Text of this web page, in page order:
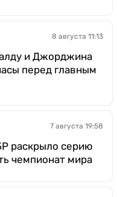
8 августа 11:13
и Джорджина
перед главным
7 августа 19:58
раскрыло серию
чемпионат мира